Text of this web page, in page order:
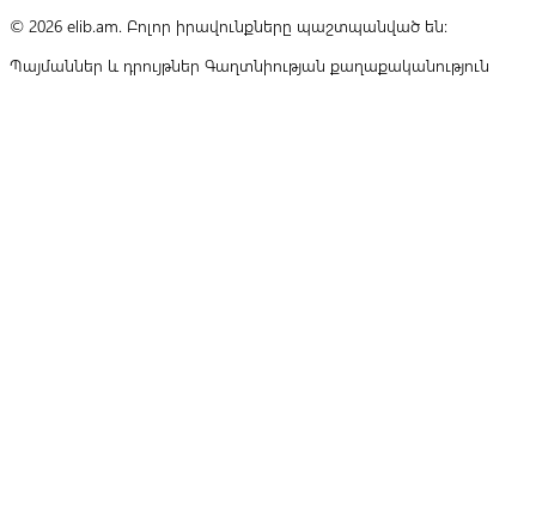
© 2026 elib.am. Բոլոր իրավունքները պաշտպանված են:
Պայմաններ և դրույթներ Գաղտնիության քաղաքականություն